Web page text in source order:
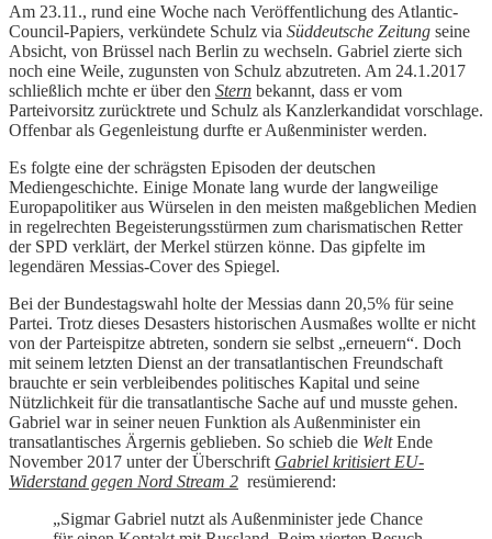
Am 23.11., rund eine Woche nach Veröffentlichung des Atlantic-
Council-Papiers, verkündete Schulz via Süddeutsche Zeitung seine
Absicht, von Brüssel nach Berlin zu wechseln. Gabriel zierte sich
noch eine Weile, zugunsten von Schulz abzutreten. Am 24.1.2017
schließlich mchte er über den Stern bekannt, dass er vom
Parteivorsitz zurücktrete und Schulz als Kanzlerkandidat vorschlage.
Offenbar als Gegenleistung durfte er Außenminister werden.
Es folgte eine der schrägsten Episoden der deutschen
Mediengeschichte. Einige Monate lang wurde der langweilige
Europapolitiker aus Würselen in den meisten maßgeblichen Medien
in regelrechten Begeisterungsstürmen zum charismatischen Retter
der SPD verklärt, der Merkel stürzen könne. Das gipfelte im
legendären Messias-Cover des Spiegel.
Bei der Bundestagswahl holte der Messias dann 20,5% für seine
Partei. Trotz dieses Desasters historischen Ausmaßes wollte er nicht
von der Parteispitze abtreten, sondern sie selbst „erneuern“. Doch
mit seinem letzten Dienst an der transatlantischen Freundschaft
brauchte er sein verbleibendes politisches Kapital und seine
Nützlichkeit für die transatlantische Sache auf und musste gehen.
Gabriel war in seiner neuen Funktion als Außenminister ein
transatlantisches Ärgernis geblieben. So schieb die WeltEnde
November 2017 unter der Überschrift Gabriel kritisiert EU-
Widerstand gegen Nord Stream 2 resümierend:
„Sigmar Gabriel nutzt als Außenminister jede Chance